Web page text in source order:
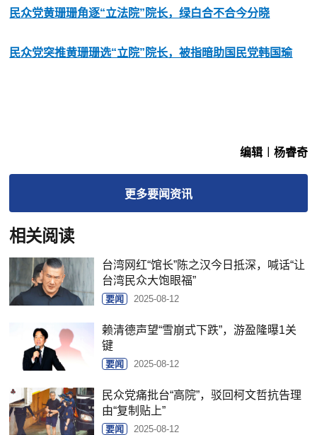
民众党黄珊珊角逐“立法院”院长，绿白合不合今分晓
民众党突推黄珊珊选“立院”院长，被指暗助国民党韩国瑜
编辑︱杨睿奇
更多要闻资讯
相关阅读
台湾网红“馆长”陈之汉今日抵深，喊话“让
台湾民众大饱眼福”
要闻 2025-08-12
赖清德声望“雪崩式下跌”，游盈隆曝1关
键
要闻 2025-08-12
民众党痛批台“高院”，驳回柯文哲抗告理
由“复制贴上”
要闻 2025-08-12